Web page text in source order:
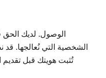
الوصول. لديك
الشخصية التي نُعالجها. قد
تُثبت هويتك قبل